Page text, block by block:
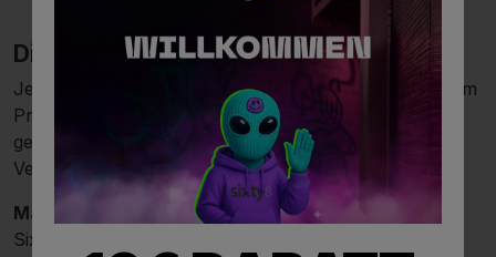
Die Cannabinoide im Preroll-Format
Jedes der THC-Alternative-Cannabinoide produziert im
Preroll-Format eine charakteristische Erfahrung —
geprägt durch die Kombination aus Cannabinoid und
Verbrennung.
Magic Sauce-Prerolls sind die zugänglichsten. Die
Sixty8-Exklusivformel verbrennt zu einer